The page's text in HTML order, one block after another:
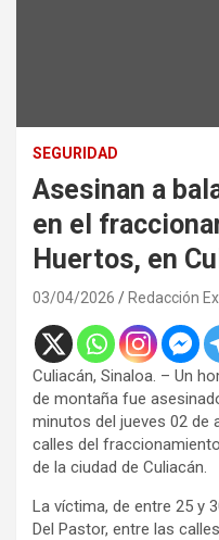
SEGURIDAD
Asesinan a
en el
Huertos, en
03/04/2026 Redacción
Culiacán, Sinaloa. – Un
de montaña fue
minutos del jueves 02 de
calles del
de la ciudad de Culiacán.
La víctima, de entre 25 y
Del Pastor, entre las